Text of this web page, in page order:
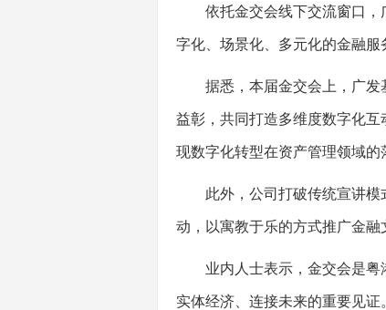
依托金交会线下交流窗口，广
字化、场景化、多元化的金融服
据悉，本届金交会上，广发基
益彰，共同打造多维度数字化互
现数字化转型在资产管理领域的
此外，公司打破传统宣讲模式
动，以寓教于乐的方式推广金融
业内人士表示，金交会是粤港
实体经济、连接未来的重要见